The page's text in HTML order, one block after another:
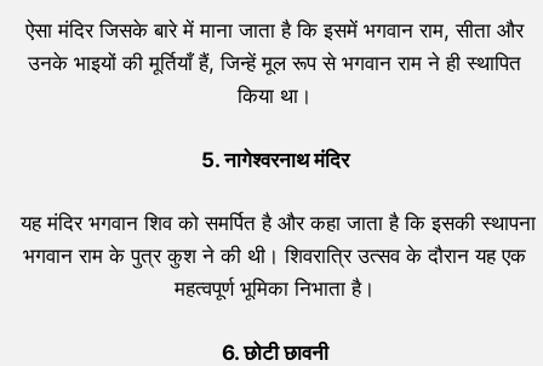
ऐसा मंदिर जिसके बारे में माना जाता है कि इसमें भगवान राम, सीता और
उनके भाइयों की मूर्तियाँ हैं, जिन्हें मूल रूप से भगवान राम ने ही स्थापित
किया था।
5.नागेश्वरनाथ मंदिर
यह मंदिर भगवान शिव को समर्पित है और कहा जाता है कि इसकी स्थापना
भगवान राम के पुत्र कुश ने की थी। शिवरात्रि उत्सव के दौरान यह एक
महत्वपूर्ण भूमिका निभाता है।
6.छोटी छावनी